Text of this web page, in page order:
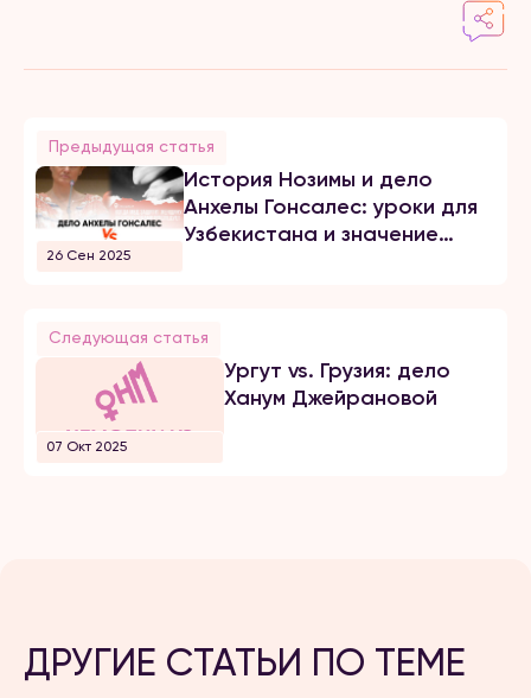
Предыдущая статья
26 Сен 2025
История Нозимы и дело
Анхелы Гонсалес: уроки для
Узбекистана и значение
Следующая статья
07 Окт 2025
Ургут vs. Грузия: дело
Ханум Джейрановой
ДРУГИЕ СТАТЬИ ПО ТЕМЕ